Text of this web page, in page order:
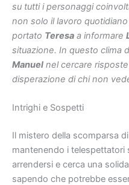
su tutti i personaggi
non solo il lavoro
portato Teresa a informare
situazione. In questo clima
Manuel nel cercare
disperazione di chi non
Intrighi e Sospetti
Il mistero della scomparsa di
mantenendo i telespettatori
arrendersi e cerca una
sapendo che potrebbe